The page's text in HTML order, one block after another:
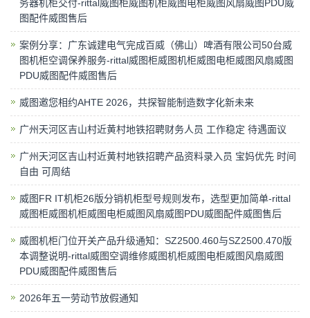
务器机柜交付-rittal威图柜威图机柜威图电柜威图风扇威图PDU威
图配件威图售后
案例分享：广东诚建电气完成百威（佛山）啤酒有限公司50台威
图机柜空调保养服务-rittal威图柜威图机柜威图电柜威图风扇威图
PDU威图配件威图售后
威图邀您相约AHTE 2026，共探智能制造数字化新未来
广州天河区吉山村近黄村地铁招聘财务人员 工作稳定 待遇面议
广州天河区吉山村近黄村地铁招聘产品资料录入员 宝妈优先 时间
自由 可周结
威图FR IT机柜26版分销机柜型号规则发布，选型更加简单-rittal
威图柜威图机柜威图电柜威图风扇威图PDU威图配件威图售后
威图机柜门位开关产品升级通知：SZ2500.460与SZ2500.470版
本调整说明-rittal威图空调维修威图机柜威图电柜威图风扇威图
PDU威图配件威图售后
2026年五一劳动节放假通知